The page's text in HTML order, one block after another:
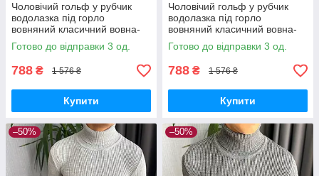
Чоловічий гольф у рубчик
водолазка під горло
вовняний класичний вовна-
акрил Туреччина коричневий
Готово до відправки 3 од.
788 ₴ 1 576 ₴
Купити
Чоловічий гольф у рубчик
водолазка під горло
вовняний класичний вовна-
акрил Туреччина синій
Готово до відправки 3 од.
788 ₴ 1 576 ₴
Купити
–50% –50%